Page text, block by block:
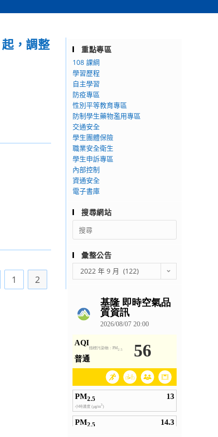
，調整
to the previous page
1 2
重點專區
108 課綱
學習歷程
自主學習
防疫專區
性別平等教育專區
防制學生藥物濫用專區
交通安全
學生團體保險
職業安全衛生
學生申訴專區
內部控制
資通安全
電子書庫
搜尋網站
Search
for:
彙整公告
整
2022 年 9 月 (122)